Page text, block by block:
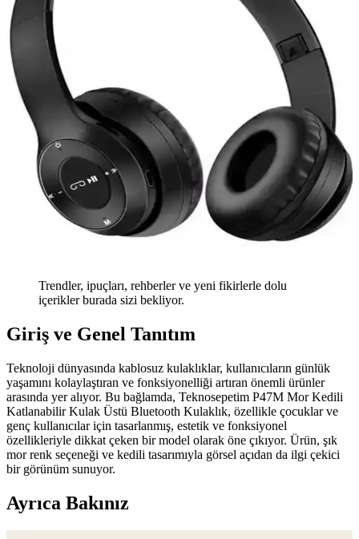
Trendler, ipuçları, rehberler ve yeni fikirlerle dolu
içerikler burada sizi bekliyor.
Giriş ve Genel Tanıtım
Teknoloji dünyasında kablosuz kulaklıklar, kullanıcıların günlük
yaşamını kolaylaştıran ve fonksiyonelliği artıran önemli ürünler
arasında yer alıyor. Bu bağlamda, Teknosepetim P47M Mor Kedili
Katlanabilir Kulak Üstü Bluetooth Kulaklık, özellikle çocuklar ve
genç kullanıcılar için tasarlanmış, estetik ve fonksiyonel
özellikleriyle dikkat çeken bir model olarak öne çıkıyor. Ürün, şık
mor renk seçeneği ve kedili tasarımıyla görsel açıdan da ilgi çekici
bir görünüm sunuyor.
Ayrıca Bakınız